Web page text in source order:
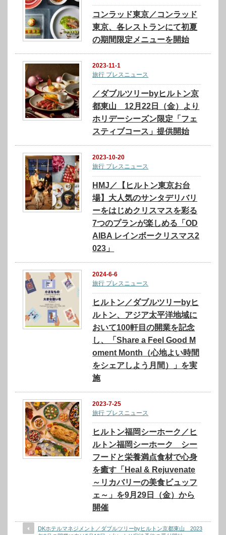
コンラッド東京／コンラッド
東京、各レストランにて初夏
の期間限定メニューを開始
2023-11-1
旅行 プレスニュース
／ダブルツリーbyヒルトン京
都東山 12月22日（金）より
ホリデーシーズン限定「フェ
スティブコース」提供開始
2023-10-20
旅行 プレスニュース
HMJ／【ヒルトン東京お台
場】大人気のサンタデリバリ
ーをはじめクリスマスを彩る
7つのプランが楽しめる「OD
AIBA レインボークリスマス2
023」
2024-6-6
旅行 プレスニュース
ヒルトン／ダブルツリーbyヒ
ルトン、アジア太平洋地域に
おいて100軒目の開業を記念
し、「Share a Feel Good M
oment Month（心地よい時間
をシェアしよう月間）」を実
施
2023-7-25
旅行 プレスニュース
ヒルトン福岡シーホーク／ヒ
ルトン福岡シーホーク シー
フードと栄養満点食材で心身
を癒す「Heal & Rejuvenate
～リカバリーの美食ビュッフ
ェ～」を9月29日（金）から
開催
DKホテルマネジメント／ダブルツリーbyヒルトン京都東山 2023